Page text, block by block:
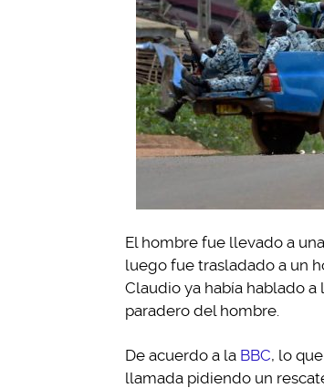
El hombre fue llevado a
luego fue trasladado a un
Claudio ya había hablado
paradero del hombre.
De acuerdo a la BBC, lo
llamada pidiendo un